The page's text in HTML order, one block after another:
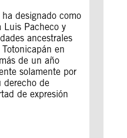
designado como
Luis Pacheco y
ancestrales
en
de un año
solamente por
derecho de
de expresión